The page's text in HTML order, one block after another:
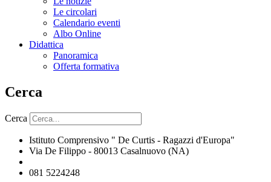
Le circolari
Calendario eventi
Albo Online
Didattica
Panoramica
Offerta formativa
Cerca
Cerca
Istituto Comprensivo " De Curtis - Ragazzi d'Europa"
Via De Filippo - 80013 Casalnuovo (NA)
081 5224248